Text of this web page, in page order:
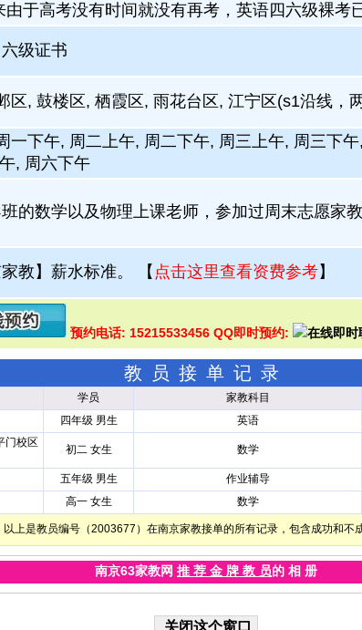
于高考没有时间就没有再考，英语四六级裸考
级证书
区, 鼓楼区, 栖霞区, 雨花台区, 江宁区(s1沿线，
一下午, 周二上午, 周二下午, 周三上午, 周三下
, 周六下午
的数学以及物理上课老师，参加过周末志愿家
教】薪水标准。 【 点击这里查看资费参考】
预约电话: 15215533456 QQ即时预约:
教员接单记录
学员 家教科目
四年级 男生 英语
门校区
初二 女生 数学
五年级 男生 作业辅导
高一 女生 数学
以上是教员编号（2003677）在南京家教接单的所有记录，包含成功和不
南京63家教网 推 荐 金 牌 教 员的 相 册